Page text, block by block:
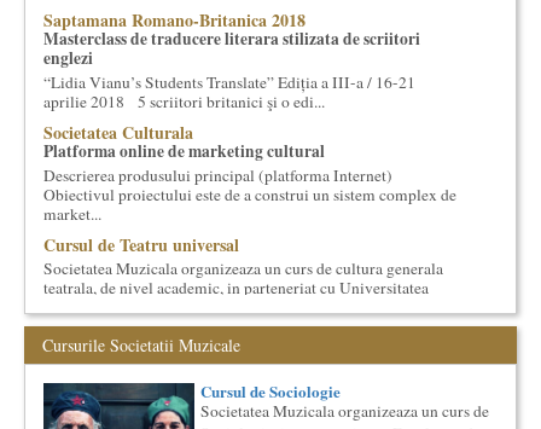
Saptamana Romano-Britanica 2018
Masterclass de traducere literara stilizata de scriitori
englezi
“Lidia Vianu’s Students Translate” Ediția a III-a / 16-21
aprilie 2018 5 scriitori britanici şi o edi...
Societatea Culturala
Platforma online de marketing cultural
Descrierea produsului principal (platforma Internet)
Obiectivul proiectului este de a construi un sistem complex de
market...
Cursul de Teatru universal
Societatea Muzicala organizeaza un curs de cultura generala
teatrala, de nivel academic, in parteneriat cu Universitatea
Saptamana Romano-Britanica 2017
Masterclass de traducere literara stilizata de scriitori
Saptamana romano-britanica: 8-13 mai 2017 Sase scriitori
britanici stilizeaza traduceri din proza contemporana
Cursurile Societatii Muzicale
Cursul de Sociologie
Societatea Muzicala organizeaza un curs de